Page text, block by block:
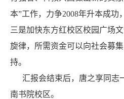
本”工作，力争2008年升本成功
三是加快东方红校区校园广场
旋律，所需资金可以向社会募
持。
汇报会结束后，唐之享同志
南书院校区。